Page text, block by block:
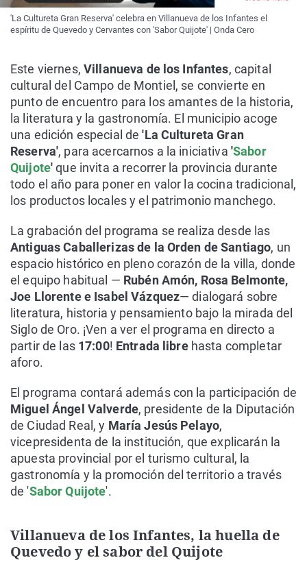
'La Cultureta Gran Reserva' celebra en Villanueva de los Infantes el
espíritu de Quevedo y Cervantes con 'Sabor Quijote' | Onda Cero
Este viernes, Villanueva de los Infantes, capital
cultural del Campo de Montiel, se convierte en
punto de encuentro para los amantes de la historia,
la literatura y la gastronomía. El municipio acoge
una edición especial de'La Cultureta Gran
Reserva', para acercarnos a la iniciativa 'Sabor
Quijote'que invita a recorrer la provincia durante
todo el año para poner en valor la cocina tradicional,
los productos locales y el patrimonio manchego.
La grabación del programa se realiza desde las
Antiguas Caballerizas de la Orden de Santiago, un
espacio histórico en pleno corazón de la villa, donde
el equipo habitual — Rubén Amón, Rosa Belmonte,
Joe Llorente e Isabel Vázquez— dialogará sobre
literatura, historia y pensamiento bajo la mirada del
Siglo de Oro. ¡Ven a ver el programa en directo a
partir de las 17:00! Entrada librehasta completar
aforo.
El programa contará además con la participación de
Miguel Ángel Valverde, presidente de la Diputación
de Ciudad Real, y María Jesús Pelayo,
vicepresidenta de la institución, que explicarán la
apuesta provincial por el turismo cultural, la
gastronomía y la promoción del territorio a través
de 'Sabor Quijote'.
Villanueva de los Infantes, la huella de
Quevedo y el sabor del Quijote